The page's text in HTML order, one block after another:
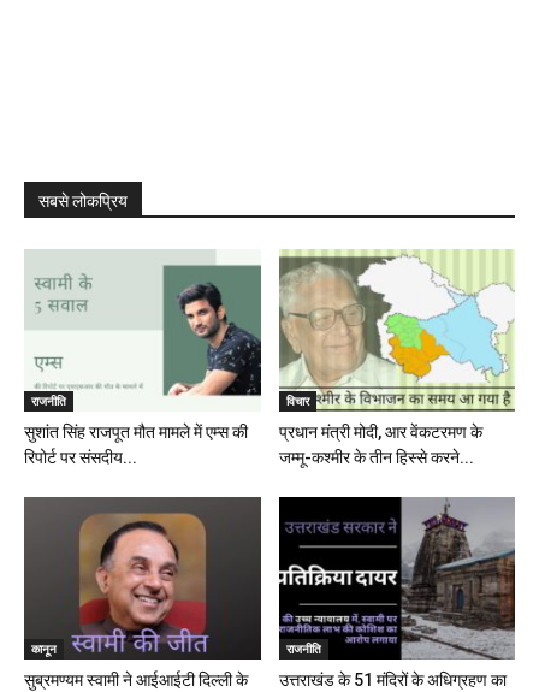
सबसे लोकप्रिय
राजनीति
सुशांत सिंह राजपूत मौत मामले में एम्स की
रिपोर्ट पर संसदीय...
विचार
प्रधान मंत्री मोदी, आर वेंकटरमण के
जम्मू-कश्मीर के तीन हिस्से करने...
कानून
सुब्रमण्यम स्वामी ने आईआईटी दिल्ली के
राजनीति
उत्तराखंड के 51 मंदिरों के अधिग्रहण का